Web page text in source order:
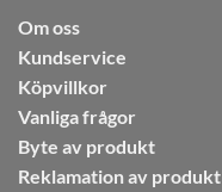
Om oss
Kundservice
Köpvillkor
Vanliga frågor
Byte av produkt
Reklamation av produkt